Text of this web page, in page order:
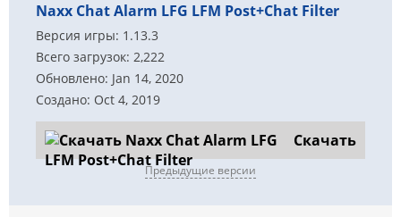
Naxx Chat Alarm LFG LFM Post+Chat Filter
Версия игры: 1.13.3
Всего загрузок: 2,222
Обновлено: Jan 14, 2020
Создано: Oct 4, 2019
Скачать
Предыдущие версии